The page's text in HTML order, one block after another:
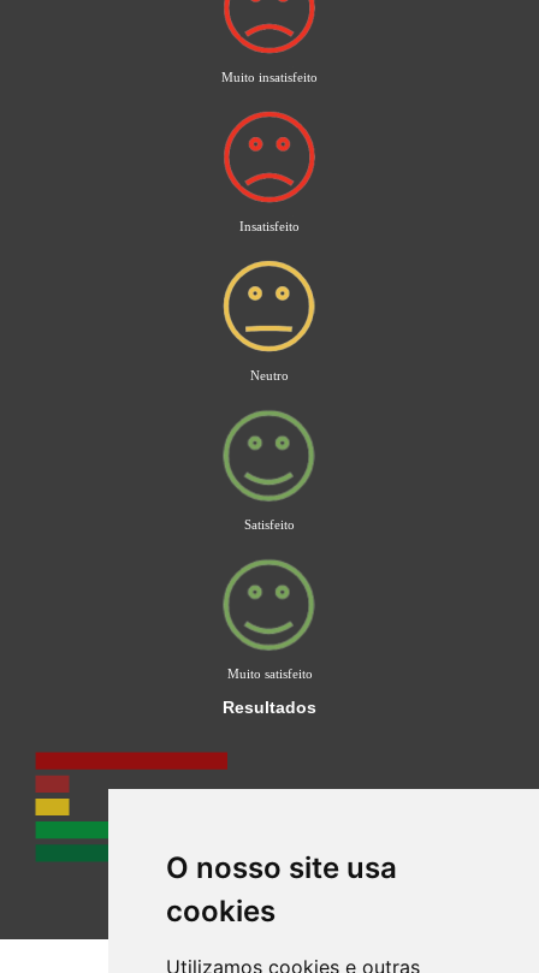
O nosso site usa
cookies
Utilizamos cookies e outras
Muito insatisfeito
Insatisfeito
Neutro
Satisfeito
Muito satisfeito
Resultados